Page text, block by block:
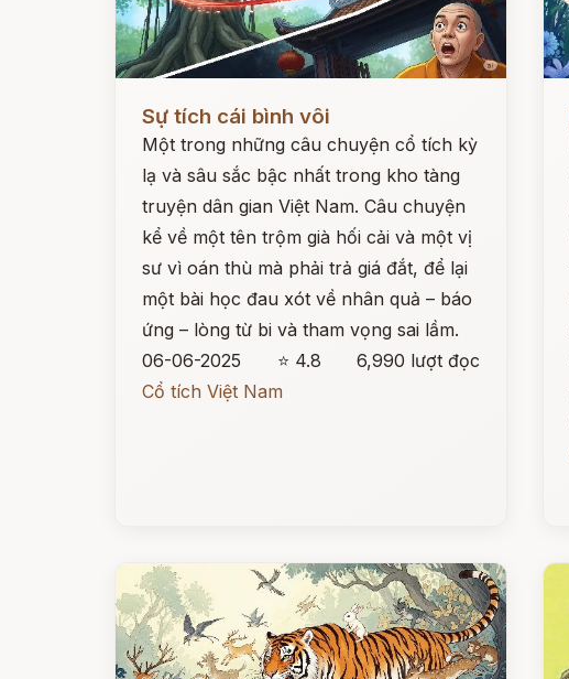
Sự tích cái bình vôi
Một trong những câu chuyện cổ tích kỳ
lạ và sâu sắc bậc nhất trong kho tàng
truyện dân gian Việt Nam. Câu chuyện
kể về một tên trộm già hối cải và một vị
sư vì oán thù mà phải trả giá đắt, để lại
một bài học đau xót về nhân quả – báo
ứng – lòng từ bi và tham vọng sai lầm.
06-06-2025
⭐ 4.8
6,990 lượt đọc
Cổ tích Việt Nam